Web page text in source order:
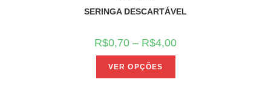
SERINGA DESCARTÁVEL
R$0,70 – R$4,00
VER OPÇÕES